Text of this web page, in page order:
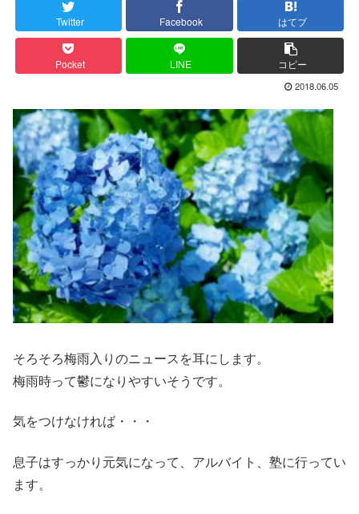
Twitter Facebook はてブ
Pocket LINE コピー
2018.06.05
そろそろ梅雨入りのニュースを耳にします。
梅雨時って鬱になりやすいそうです。
気をつけなければ・・・
息子はすっかり元気になって、アルバイト、塾に行ってい
ます。